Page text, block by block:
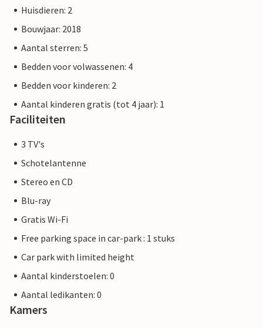
De Priwall is een ongeveer drie kilometer lang schiereiland
Holstein en hoort sinds 1226 bij Lübeck. Strandplezier,
zwemmen, watersporten en avontuur direct voor de deur
van je vakantiehuis.
De foto's van de appartementen zijn voorbeelden van
accommodaties. De inrichting is vergelijkbaar, maar niet
noodzakelijk 100% identiek.
Andere appartementen in deze duinvilla: DTR068-072.
Huisdieren: 2
Bouwjaar: 2018
Aantal sterren: 5
Bedden voor volwassenen: 4
Bedden voor kinderen: 2
Aantal kinderen gratis (tot 4 jaar): 1
Faciliteiten
3 TV's
Schotelantenne
Stereo en CD
Blu-ray
Gratis Wi-Fi
Free parking space in car-park : 1 stuks
Car park with limited height
Aantal kinderstoelen: 0
Aantal ledikanten: 0
Kamers